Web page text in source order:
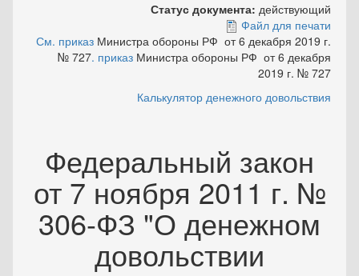
Статус документа: действующий
Файл для печати
См. приказ Министра обороны РФ от 6 декабря 2019 г.
№ 727. приказ Министра обороны РФ от 6 декабря
2019 г. № 727
Калькулятор денежного довольствия
Федеральный закон
от 7 ноября 2011 г. №
306-ФЗ "О денежном
довольствии